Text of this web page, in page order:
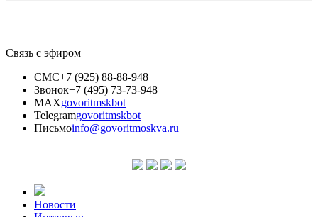
Связь с эфиром
СМС+7 (925) 88-88-948
Звонок+7 (495) 73-73-948
MAXgovoritmskbot
Telegramgovoritmskbot
Письмоinfo@govoritmoskva.ru
Новости